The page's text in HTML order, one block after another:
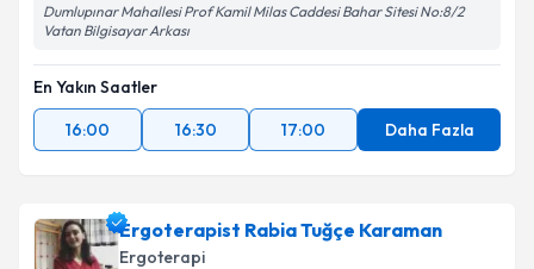
Takvim Talebini Gönder
Dumlupınar Mahallesi Prof Kamil Milas Caddesi Bahar Sitesi No:8/2
Vatan Bilgisayar Arkası
En Yakın Saatler
16:00
16:30 17:00 Daha Fazla
Ergoterapist Rabia Tuğçe Karaman
Ergoterapi